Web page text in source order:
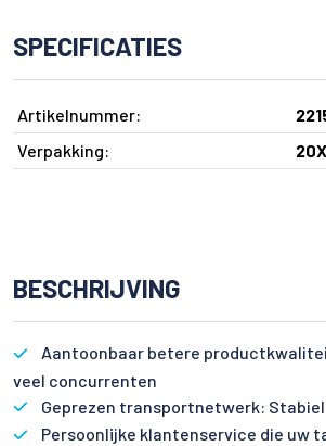
SPECIFICATIES
Artikelnummer:
Verpakking:
BESCHRIJVING
Aantoonbaar betere
veel concurrenten
Geprezen transportnetwerk:
Persoonlijke klantenservice die uw